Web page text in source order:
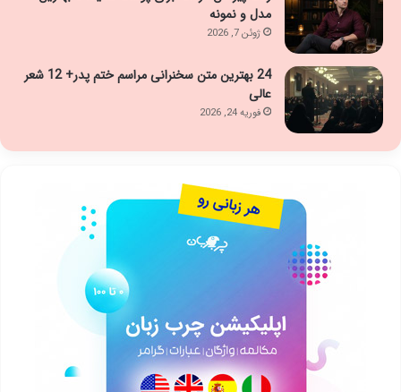
مدل و نمونه
ژوئن 7, 2026
24 بهترین متن سخنرانی مراسم ختم پدر+ 12 شعر
عالی
فوریه 24, 2026